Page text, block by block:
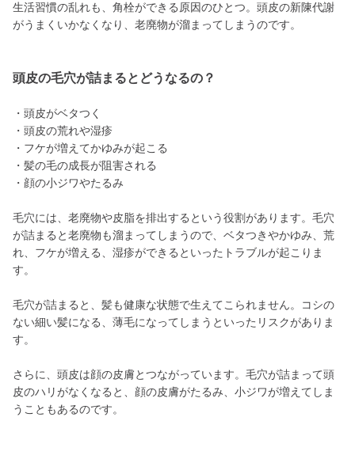
生活習慣の乱れも、角栓ができる原因のひとつ。頭皮の新陳代謝
がうまくいかなくなり、老廃物が溜まってしまうのです。
頭皮の毛穴が詰まるとどうなるの？
・頭皮がベタつく
・頭皮の荒れや湿疹
・フケが増えてかゆみが起こる
・髪の毛の成長が阻害される
・顔の小ジワやたるみ
毛穴には、老廃物や皮脂を排出するという役割があります。毛穴
が詰まると老廃物も溜まってしまうので、ベタつきやかゆみ、荒
れ、フケが増える、湿疹ができるといったトラブルが起こりま
す。
毛穴が詰まると、髪も健康な状態で生えてこられません。コシの
ない細い髪になる、薄毛になってしまうといったリスクがありま
す。
さらに、頭皮は顔の皮膚とつながっています。毛穴が詰まって頭
皮のハリがなくなると、顔の皮膚がたるみ、小ジワが増えてしま
うこともあるのです。